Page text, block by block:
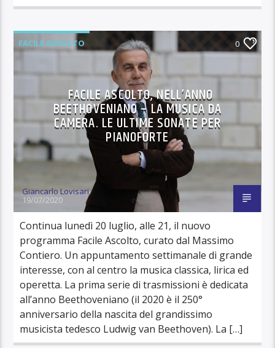
FACILE ASCOLTO 0
FACILE ASCOLTO, NELL’ANNO
BEETHOVENIANO – LA MUSICA DA
CAMERA. LE ULTIME SONATE PER
PIANOFORTE
Giancarlo Lovisari
19/07/2020
Continua lunedì 20 luglio, alle 21, il nuovo
programma Facile Ascolto, curato dal Massimo
Contiero. Un appuntamento settimanale di grande
interesse, con al centro la musica classica, lirica ed
operetta. La prima serie di trasmissioni è dedicata
all’anno Beethoveniano (il 2020 è il 250°
anniversario della nascita del grandissimo
musicista tedesco Ludwig van Beethoven). La […]